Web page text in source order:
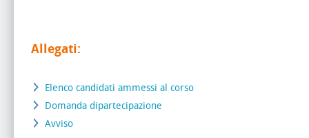
Allegati:
Elenco candidati ammessi al corso
Domanda dipartecipazione
Avviso